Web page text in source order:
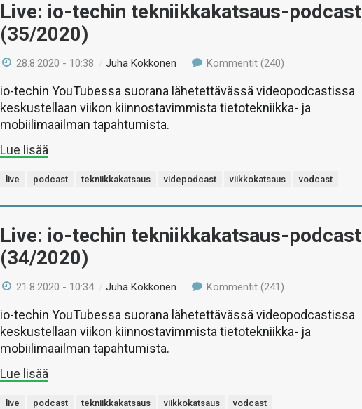
Live: io-techin tekniikkakatsaus-podcast
(35/2020)
28.8.2020 - 10:38 /Juha Kokkonen Kommentit (240)
io-techin YouTubessa suorana lähetettävässä videopodcastissa
keskustellaan viikon kiinnostavimmista tietotekniikka- ja
mobiilimaailman tapahtumista.
Lue lisää
live podcast tekniikkakatsaus videpodcast viikkokatsaus vodcast
Live: io-techin tekniikkakatsaus-podcast
(34/2020)
21.8.2020 - 10:34 /Juha Kokkonen Kommentit (241)
io-techin YouTubessa suorana lähetettävässä videopodcastissa
keskustellaan viikon kiinnostavimmista tietotekniikka- ja
mobiilimaailman tapahtumista.
Lue lisää
live podcast tekniikkakatsaus viikkokatsaus vodcast